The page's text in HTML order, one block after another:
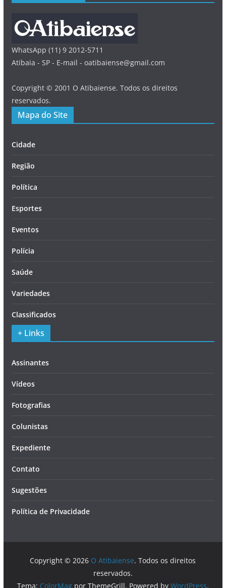
WhatsApp (11) 9 2012-5711
Atibaia - SP - E-mail - oatibaiense@gmail.com
Copyright © 2001 O Atibaiense. Todos os direitos
reservados.
Mapa do Site
Cidade
Região
Política
Esportes
Eventos
Polícia
Saúde
Variedades
Classificados
+ Links
Assinantes
Vídeos
Fotografias
Colunistas
Expediente
Contato
Sugestões
Política de Privacidade
Copyright © 2026 O Atibaiense. Todos os direitos
reservados.
Tema: ColorMagpor ThemeGrill. Powered by WordPress.